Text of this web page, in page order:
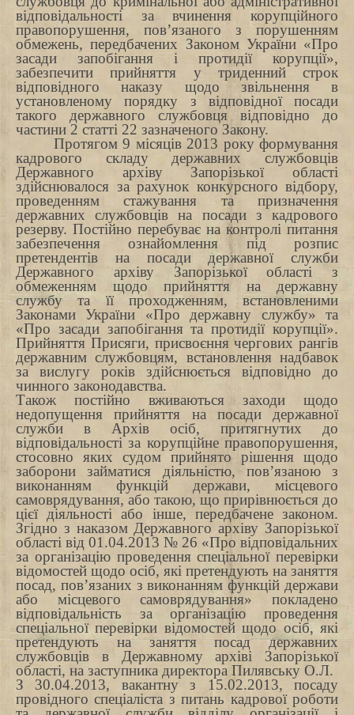
відповідальності за вчинення корупційного
правопорушення, пов’язаного з порушенням
обмежень, передбачених Законом України «Про
засади запобігання і протидії корупції»,
забезпечити прийняття у триденний строк
відповідного наказу щодо звільнення в
установленому порядку з відповідної посади
такого державного службовця
відповідно до
частини 2 статті 22 зазначеного Закону.
Протягом 9 місяців 2013 року формування
кадрового складу державних службовців
Державного архіву Запорізької області
здійснювалося за рахунок конкурсного відбору,
проведенням стажування та призначення
державних службовців на посади з кадрового
резерву. Постійно перебуває на контролі питання
забезпечення ознайомлення під розпис
претендентів на посади державної служби
Державного архіву Запорізької області з
обмеженням щодо прийняття на державну
службу та її проходженням, встановленими
Законами України «Про державну службу» та
«Про засади запобігання та протидії корупції».
Прийняття Присяги, присвоєння чергових рангів
державним службовцям, встановлення надбавок
за вислугу років здійснюється відповідно до
чинного законодавства.
Також постійно вживаються заходи щодо
недопущення прийняття на посади державної
служби в Архів осіб, притягнутих до
відповідальності за корупційне правопорушення,
стосовно яких судом прийнято рішення щодо
заборони займатися діяльністю, пов’язаною з
виконанням функцій держави, місцевого
самоврядування, або такою, що прирівнюється до
цієї діяльності або інше, передбачене законом.
Згідно з наказом Державного архіву Запорізької
області від 01.04.2013 № 26 «Про відповідальних
за організацію проведення спеціальної перевірки
відомостей щодо осіб, які претендують на заняття
посад, пов’язаних з виконанням функцій держави
або місцевого самоврядування» покладено
відповідальність за організацію проведення
спеціальної перевірки відомостей щодо осіб, які
претендують на заняття посад державних
службовців в Державному архіві Запорізької
області, на заступника директора Пилявську О.Л.
З 30.04.2013, вакантну з 15.02.2013, посаду
провідного спеціаліста з питань кадрової роботи